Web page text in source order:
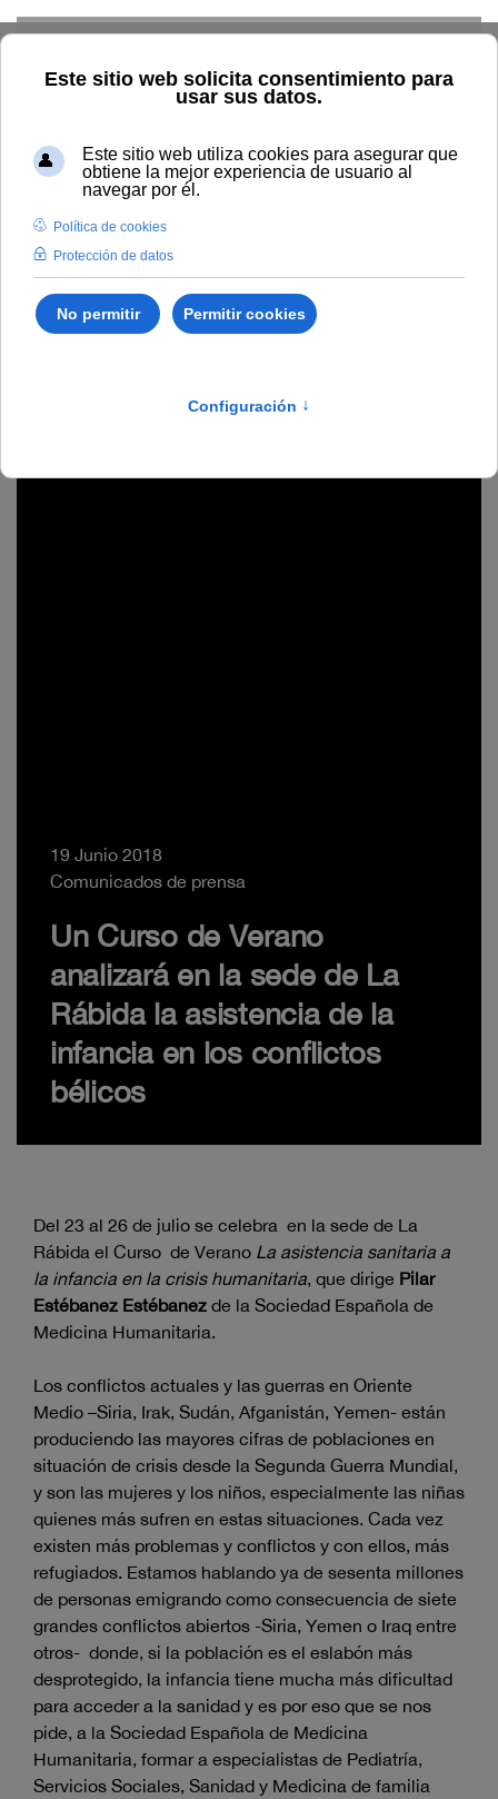
19 Junio 2018
Comunicados de prensa
Un Curso de Verano
analizará en la sede de La
Rábida la asistencia de la
infancia en los conflictos
bélicos
Del 23 al 26 de julio se celebra en la sede de La
Rábida el Curso de Verano La asistencia sanitaria a
la infancia en la crisis humanitaria, que dirige Pilar
Estébanez Estébanez de la Sociedad Española de
Medicina Humanitaria.
Los conflictos actuales y las guerras en Oriente
Medio –Siria, Irak, Sudán, Afganistán, Yemen- están
produciendo las mayores cifras de poblaciones en
situación de crisis desde la Segunda Guerra Mundial,
y son las mujeres y los niños, especialmente las niñas
quienes más sufren en estas situaciones. Cada vez
existen más problemas y conflictos y con ellos, más
refugiados. Estamos hablando ya de sesenta millones
de personas emigrando como consecuencia de siete
grandes conflictos abiertos -Siria, Yemen o Iraq entre
otros- donde, si la población es el eslabón más
desprotegido, la infancia tiene mucha más dificultad
para acceder a la sanidad y es por eso que se nos
pide, a la Sociedad Española de Medicina
Humanitaria, formar a especialistas de Pediatría,
Servicios Sociales, Sanidad y Medicina de familia